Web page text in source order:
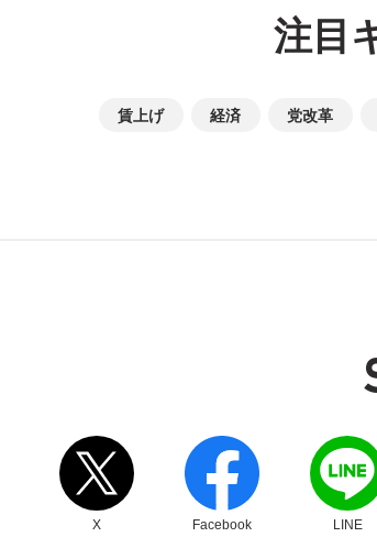
注目
賃上げ 経済 党改革
X
別ウィンドウリンク
Facebook
別ウィンドウリンク
LINE
別ウィンドウ